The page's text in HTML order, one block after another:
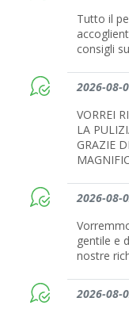
Tutto il
consigli
2026-08-
VORREI
LA
GRAZIE
2026-08-
gentile e
nostre
2026-08-